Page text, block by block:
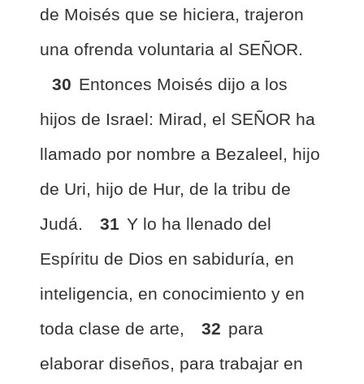
de Moisés que se hiciera, trajeron
una ofrenda voluntaria al SEÑOR.
30 Entonces Moisés dijo a los
hijos de Israel: Mirad, el SEÑOR ha
llamado por nombre a Bezaleel, hijo
de Uri, hijo de Hur, de la tribu de
Judá.
31 Y lo ha llenado del
Espíritu de Dios en sabiduría, en
inteligencia, en conocimiento y en
toda clase de arte,
32 para
elaborar diseños, para trabajar en